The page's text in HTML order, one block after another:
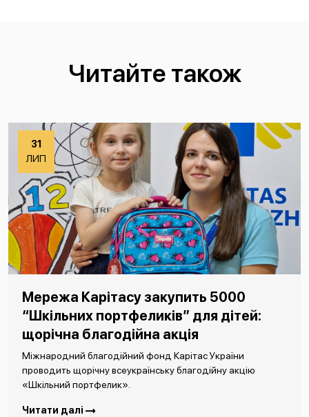
Читайте також
31
ЛИП
Мережа Карітасу закупить 5000
“Шкільних портфеликів” для дітей:
щорічна благодійна акція
Міжнародний благодійний фонд Карітас України
проводить щорічну всеукраїнську благодійну акцію
«Шкільний портфелик».
Читати далі